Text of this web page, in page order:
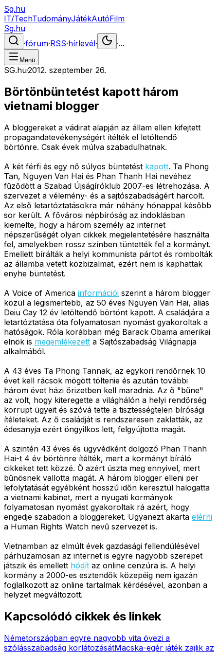
Sg.hu
IT/TechTudományJátékAutóFilm
Sg.hu
·fórum·RSS·hírlevél· ·...
Menü
SG.hu·2012. szeptember 26.
Börtönbüntetést kapott három
vietnami blogger
A bloggereket a vádirat alapján az állam ellen kifejtett
propagandatevékenységért ítélték el letöltendő
börtönre. Csak évek múlva szabadulhatnak.
A két férfi és egy nő súlyos büntetést kapott. Ta Phong
Tan, Nguyen Van Hai és Phan Thanh Hai nevéhez
fűződött a Szabad Újságíróklub 2007-es létrehozása. A
szervezet a vélemény- és a sajtószabadságért harcolt.
Az első letartóztatásokra már néhány hónappal később
sor került. A fővárosi népbíróság az indoklásban
kiemelte, hogy a három személy az internet
népszerűségét olyan cikkek megjelentetésére használta
fel, amelyekben rossz színben tüntették fel a kormányt.
Emellett bírálták a helyi kommunista pártot és rombolták
az államba vetett közbizalmat, ezért nem is kaphattak
enyhe büntetést.
A Voice of America információi szerint a három blogger
közül a legismertebb, az 50 éves Nguyen Van Hai, alias
Deiu Cay 12 év letöltendő börtönt kapott. A családjára a
letartóztatása óta folyamatosan nyomást gyakoroltak a
hatóságok. Róla korábban még Barack Obama amerikai
elnök is megemlékezett a Sajtószabadság Világnapja
alkalmából.
A 43 éves Ta Phong Tannak, az egykori rendőrnek 10
évet kell rácsok mögött töltenie és azután további
három évet házi őrizetben kell maradnia. Az ő "bűne"
az volt, hogy kiteregette a világhálón a helyi rendőrség
korrupt ügyeit és szóvá tette a tisztességtelen bírósági
ítéleteket. Az ő családját is rendszeresen zaklatták, az
édesanyja ezért öngyilkos lett, felgyújtotta magát.
A szintén 43 éves és ügyvédként dolgozó Phan Thanh
Hai-t 4 év börtönre ítélték, mert a kormányt bíráló
cikkeket tett közzé. Ő azért úszta meg ennyivel, mert
bűnösnek vallotta magát. A három blogger elleni per
lefolytatását egyébként hosszú időn keresztül halogatta
a vietnami kabinet, mert a nyugati kormányok
folyamatosan nyomást gyakoroltak rá azért, hogy
engedje szabadon a bloggereket. Ugyanezt akarta elérni
a Human Rights Watch nevű szervezet is.
Vietnamban az elmúlt évek gazdasági fellendülésével
párhuzamosan az internet is egyre nagyobb szerepet
játszik és emellett hódít az online cenzúra is. A helyi
kormány a 2000-es esztendők közepéig nem igazán
foglalkozott az online tartalmak kérdésével, azonban a
helyzet megváltozott.
Kapcsolódó cikkek és linkek
Németországban egyre nagyobb vita övezi a
szólásszabadság korlátozásátMacska-egér játék zajlik az